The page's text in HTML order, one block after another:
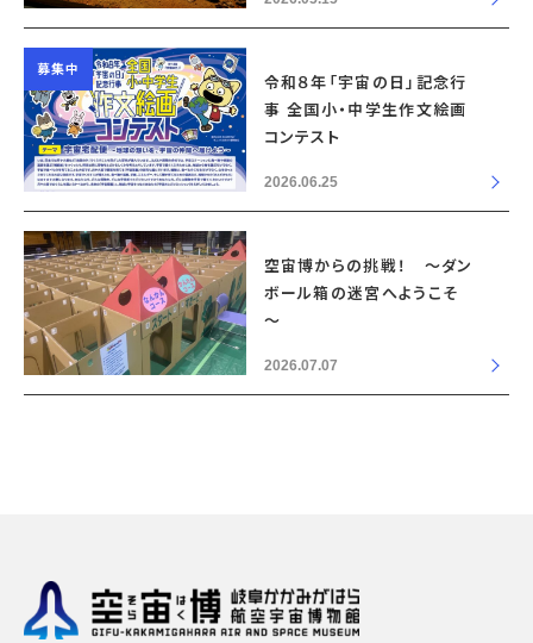
募集中
令和８年「宇宙の日」記念行
事 全国小・中学生作文絵画
コンテスト
2026.06.25
空宙博からの挑戦！ ～ダン
ボール箱の迷宮へようこそ
～
2026.07.07